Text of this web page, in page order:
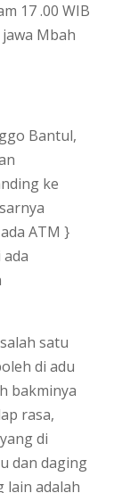
17 .00 WIB
Mbah
Bantul,
ke
ATM }
satu
di adu
bakminya
rasa,
di
dan daging
lain adalah